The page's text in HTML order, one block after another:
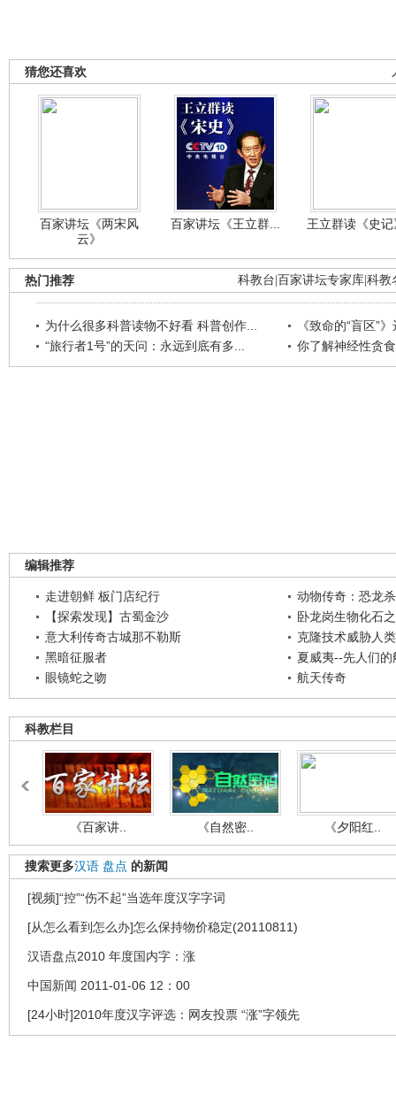
猜您还喜欢
百家讲坛《两宋风
云》
百家讲坛《王立群... 王立群读《史
科教台 百家讲坛专家库 科教
热门推荐
为什么很多科普读物不好看 科普创作...
《致命的“盲区”
“旅行者1号”的天问：永远到底有多...
你了解神经性贪
编辑推荐
走进朝鲜 板门店纪行
动物传奇：恐龙
【探索发现】古蜀金沙
卧龙岗生物化石
意大利传奇古城那不勒斯
克隆技术威胁人
黑暗征服者
夏威夷--先人们的
眼镜蛇之吻
航天传奇
科教栏目
《百家讲.. 《自然密.. 《夕阳红..
搜索更多汉语 盘点 的新闻
[视频]“控”“伤不起”当选年度汉字字词
[从怎么看到怎么办]怎么保持物价稳定(20110811)
汉语盘点2010 年度国内字：涨
中国新闻 2011-01-06 12：00
[24小时]2010年度汉字评选：网友投票 “涨”字领先